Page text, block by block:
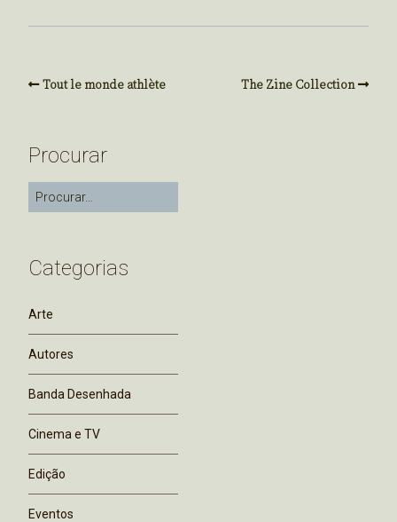
Tout le monde athlète The Zine Collection
Procurar
Categorias
Arte
Autores
Banda Desenhada
Cinema e TV
Edição
Eventos